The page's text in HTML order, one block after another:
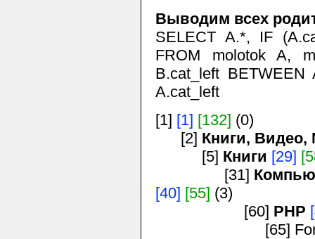
Выводим всех
SELECT A.*, IF
FROM molotok A,
B.cat_left
A.cat_left
[1] [1] [132] (0)
[2] Книги, Видео,
[5] Книги [29]
[31]
[40] [55] (3)
[60] PHP
[65] For